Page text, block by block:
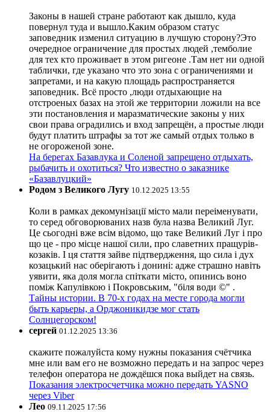
Законы в нашей стране работают как дышло, куда
повернул туда и вышло.Каким образом статус
заповедник изменил ситуацию в лучшую сторону?Это
очередное ограничение для простых людей ,темболие
для тех кто проживает в этом ригеоне .Там нет ни одной
таблички, где указано что это зона с ограничениями и
запретами, и на какую площадь распространяется
заповедник. Всё просто ,люди отдыхающие на
отстроеных базах на этой же территории ложили на все
эти постановления и маразматические законы у них
свои права оградились и вход запрещён, а простые люди
будут платить штрафы за тот же самый отдых только в
не огороженой зоне.
На берегах Базавлука и Соленой запрещено отдыхать,
рыбачить и охотиться? Что известно о заказнике
«Базавлуцкий»
Родом з Великого Лугу 10.12.2025 13:55
Коли в рамках декомунізації місто мали переіменувати,
то серед обговорюваних назв була назва Великий Луг.
Це сьогодні вже всім відомо, що таке Великий Луг і про
що це - про місце нашої сили, про славетних пращурів-
козаків. І ця стаття зайве підтвердження, що сила і дух
козацький нас оберігають і донині: адже страшно навіть
уявити, яка доля могла спіткати місто, опинись воно
поміж Капулівкою і Покровським, "біля води ©" .
Тайны истории. В 70-х годах на месте города могли
быть карьеры, а Орджоникидзе мог стать
Солнцегорском!
сергей 01.12.2025 13:36
скажите пожалуйста кому нужны показания счётчика
мне или вам его не возможно передать и на запрос через
телефон оператора не дождёшся пока выйдет на связь.
Показания электросчетчика можно передать YASNO
через Viber
Лео 09.11.2025 17:56